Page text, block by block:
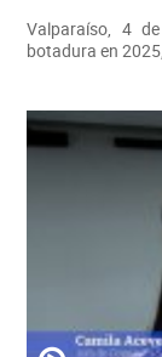
Valparaíso, 4
botadura en 2025,